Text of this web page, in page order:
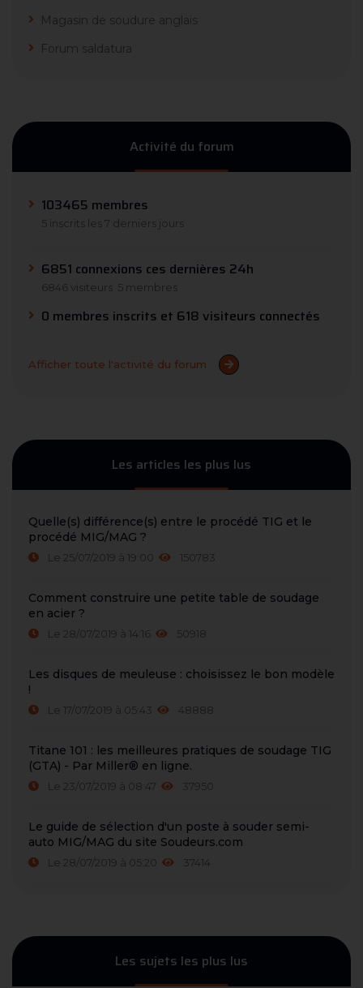
Magasin de soudure anglais
Forum saldatura
Activité du forum
103465 membres
5 inscrits les 7 derniers jours
6851 connexions ces dernières 24h
6846 visiteurs 5 membres
0 membres inscrits et 618 visiteurs connectés
Afficher toute l'activité du forum
Les articles les plus lus
Quelle(s) différence(s) entre le procédé TIG et le
procédé MIG/MAG ?
Le 25/07/2019 à 19:00 150783
Comment construire une petite table de soudage
en acier ?
Le 28/07/2019 à 14:16 50918
Les disques de meuleuse : choisissez le bon modèle
!
Le 17/07/2019 à 05:43 48888
Titane 101 : les meilleures pratiques de soudage TIG
(GTA) - Par Miller® en ligne.
Le 23/07/2019 à 08:47 37950
Le guide de sélection d'un poste à souder semi-
auto MIG/MAG du site Soudeurs.com
Le 28/07/2019 à 05:20 37414
Les sujets les plus lus